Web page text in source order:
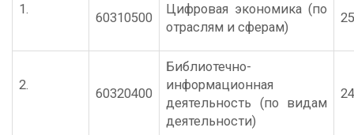
1.
60310500
Цифровая экономика (по
отраслям и сферам)
2.
60320400
Библиотечно-
информационная
деятельность (по видам
деятельности)